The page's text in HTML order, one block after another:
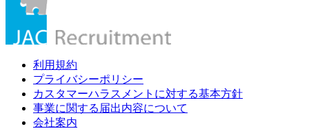
利用規約
プライバシーポリシー
カスタマーハラスメントに対する基本方針
事業に関する届出内容について
会社案内